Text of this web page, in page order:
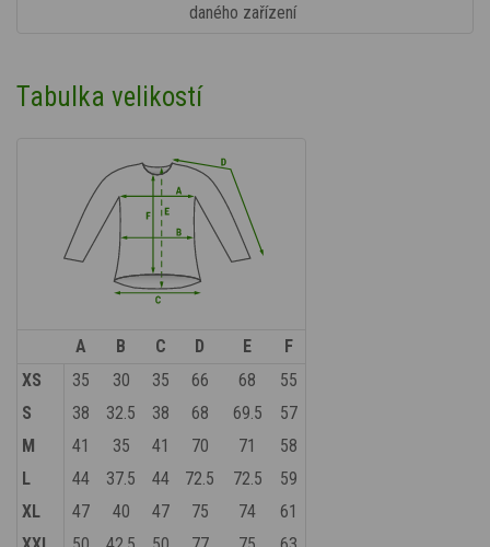
daného zařízení
Tabulka velikostí
A B C D E
F
XS
35 30 35 66 68
55
S
38 32.5 38 68 69.5
57
M
41 35 41 70 71
58
L
44 37.5 44 72.5 72.5
59
XL
47 40 47 75 74
61